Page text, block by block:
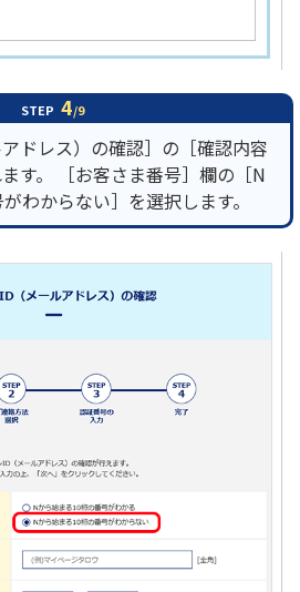
STEP 4/9
アドレス）の確認］の［確認内容
す。 ［お客さま番号］欄の［N
わからない］を選択します。